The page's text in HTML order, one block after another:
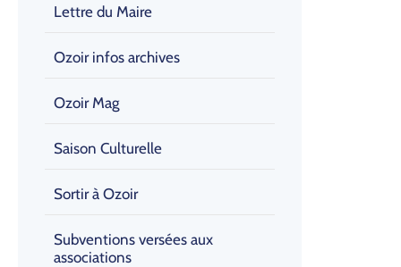
Lettre du Maire
Ozoir infos archives
Ozoir Mag
Saison Culturelle
Sortir à Ozoir
Subventions versées aux
associations